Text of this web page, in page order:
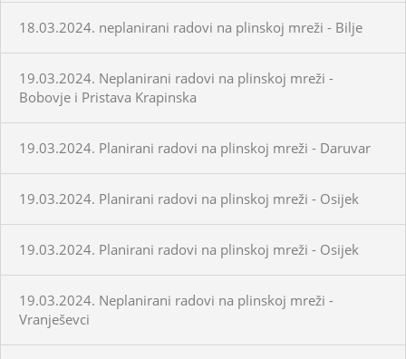
18.03.2024. neplanirani radovi na plinskoj mreži - Bilje
19.03.2024. Neplanirani radovi na plinskoj mreži -
Bobovje i Pristava Krapinska
19.03.2024. Planirani radovi na plinskoj mreži - Daruvar
19.03.2024. Planirani radovi na plinskoj mreži - Osijek
19.03.2024. Planirani radovi na plinskoj mreži - Osijek
19.03.2024. Neplanirani radovi na plinskoj mreži -
Vranješevci